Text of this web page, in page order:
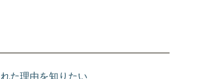
た理由を知りたい